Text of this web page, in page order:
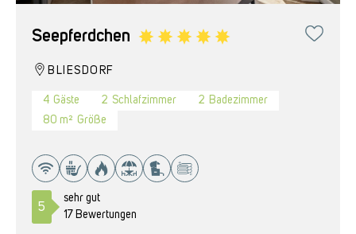
Seepferdchen
BLIESDORF
4 Gäste 2 Schlafzimmer 2 Badezimmer
80 m² Größe
5
sehr gut
17 Bewertungen